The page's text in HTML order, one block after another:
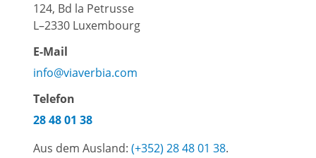
124, Bd la Petrusse
L–2330 Luxembourg
E-Mail
info@viaverbia.com
Telefon
28 48 01 38
Aus dem Ausland: (+352) 28 48 01 38.